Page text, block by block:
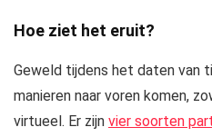
Hoe ziet het eruit?
Geweld tijdens het daten van
manieren naar voren komen,
virtueel. Er zijn vier soorten